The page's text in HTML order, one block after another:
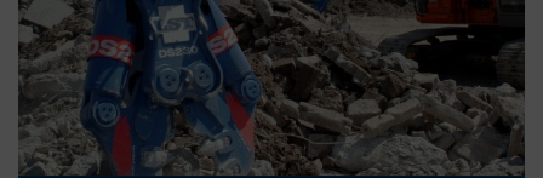
Verwendung geschlechtsspezifischer
Sprachformen […]